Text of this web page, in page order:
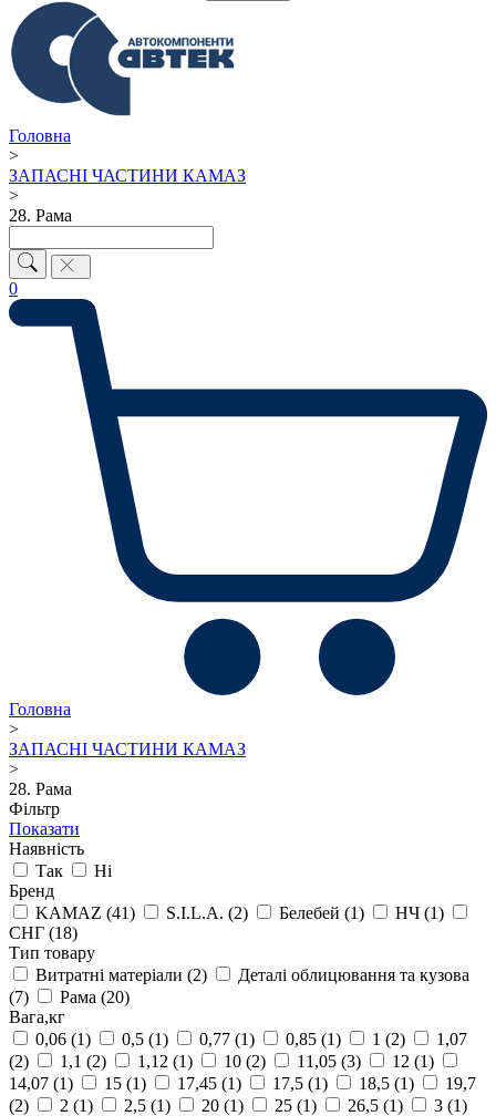
Головна
>
ЗАПАСНІ ЧАСТИНИ КАМАЗ
>
28. Рама
0
Головна
>
ЗАПАСНІ ЧАСТИНИ КАМАЗ
>
28. Рама
Фільтр
Показати
Наявність
Так
Ні
Бренд
KAMAZ (41) S.I.L.A. (2) Белебей (1) НЧ (1)
СНГ (18)
Тип товару
Витратні матеріали (2)
Деталі облицювання та кузова
(7)
Рама (20)
Вага,кг
0,06 (1) 0,5 (1) 0,77 (1) 0,85 (1) 1 (2)
1,07
(2)
1,1 (2) 1,12 (1) 10 (2) 11,05 (3) 12 (1)
14,07 (1) 15 (1) 17,45 (1) 17,5 (1) 18,5 (1)
19,7
(2)
2 (1) 2,5 (1) 20 (1) 25 (1) 26,5 (1) 3 (1)